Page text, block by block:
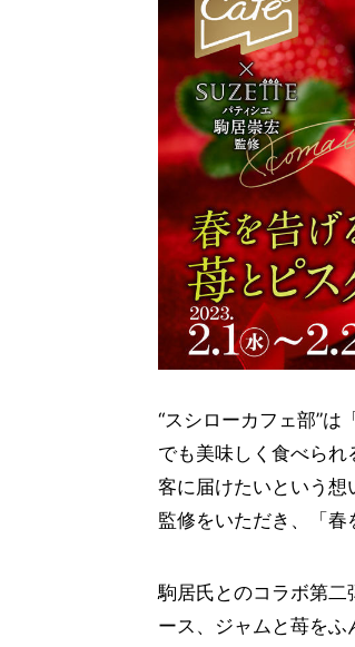
“スシローカフェ部”
でも美味しく食べら
客に届けたいという
監修をいただき、「春
駒居氏とのコラボ第二
ース、ジャムと苺をふ